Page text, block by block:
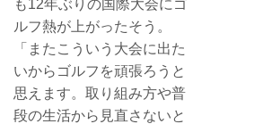
も12年ぶりの国際大会にゴ
ルフ熱が上がったそう。
「またこういう大会に出た
いからゴルフを頑張ろうと
思えます。取り組み方や普
段の生活から見直さないと